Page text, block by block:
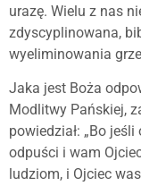
urazę. Wielu z nas
zdyscyplinowana,
wyeliminowania
Jaka jest Boża
Modlitwy Pańskiej,
powiedział: „Bo
odpuści i wam
ludziom, i Ojciec